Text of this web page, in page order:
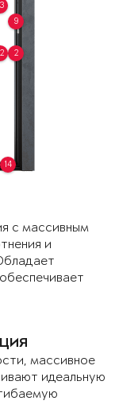
2
9
14
с массивным
и
массивное
идеальную